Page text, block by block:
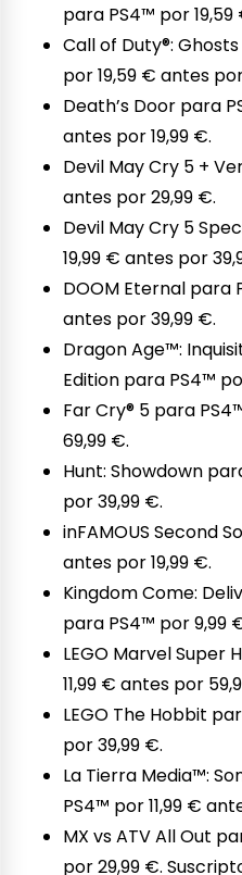
para PS4™ por
Call of Duty®:
por 19,59 € antes
Death’s Door para
antes por 19,99 €.
Devil May Cry 5 +
antes por 29,99 €.
Devil May Cry 5
19,99 € antes por
DOOM Eternal para
antes por 39,99 €.
Dragon Age™:
Edition para PS4™
Far Cry® 5 para
69,99 €.
Hunt: Showdown
por 39,99 €.
inFAMOUS Second
antes por 19,99 €.
Kingdom Come:
para PS4™ por 9,99
LEGO Marvel Super
11,99 € antes por
LEGO The Hobbit
por 39,99 €.
La Tierra Media™:
PS4™ por 11,99 €
MX vs ATV All Out
por 29,99 €.